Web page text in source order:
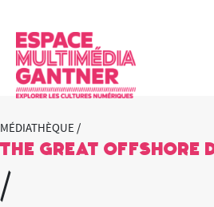
MÉDIATHÈQUE /
THE GREAT OFFSHORE
/